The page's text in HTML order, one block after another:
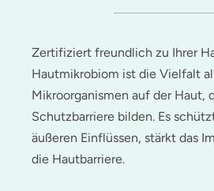
Zertifiziert freundlich zu Ihrer
Hautmikrobiom ist die Vielfalt
Mikroorganismen auf der Haut,
Schutzbarriere bilden. Es
äußeren Einflüssen, stärkt das
die Hautbarriere.